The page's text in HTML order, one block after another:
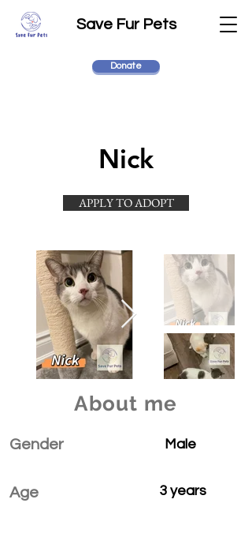
Save Fur Pets
Donate
Nick
APPLY TO ADOPT
About me
Gender
Age
Male
3 years